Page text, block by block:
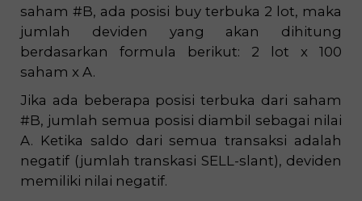
saham #B, ada posisi buy terbuka 2 lot, maka
jumlah deviden yang akan dihitung
berdasarkan formula berikut: 2 lot x 100
saham x A.
Jika ada beberapa posisi terbuka dari saham
#B, jumlah semua posisi diambil sebagai nilai
A. Ketika saldo dari semua transaksi adalah
negatif (jumlah transkasi SELL-slant), deviden
memiliki nilai negatif.